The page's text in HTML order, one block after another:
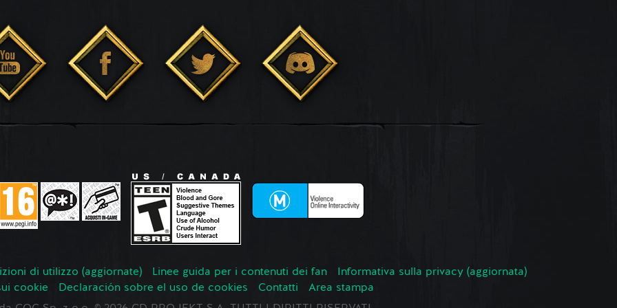
di utilizzo (aggiornate) Linee guida per i contenuti dei fan
Informativa sulla privacy (aggiornata)
cookie
Declaración sobre el uso de cookies Contatti
Area stampa